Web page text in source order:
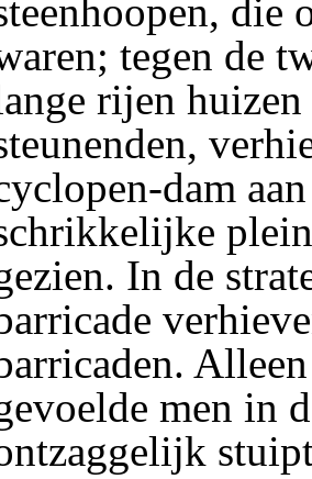
die
tegen de
rijen
dam
In de
men in